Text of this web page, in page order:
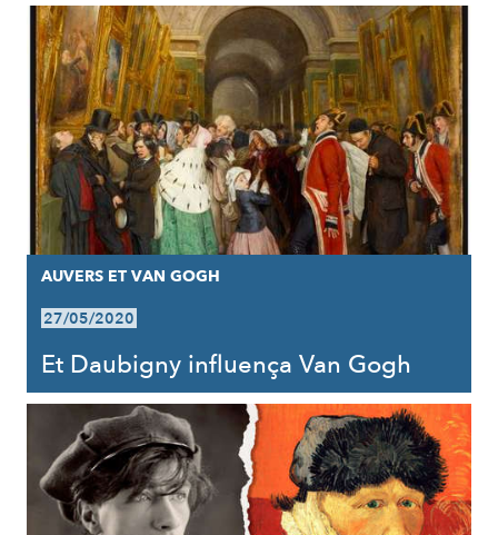
AUVERS ET VAN GOGH
27/05/2020
Et Daubigny influença Van Gogh